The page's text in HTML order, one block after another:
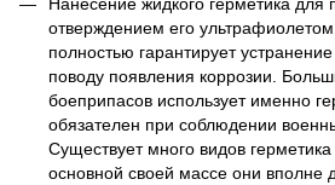
отверждением его
полностью гарантирует
поводу появления коррозии.
боеприпасов использует именно
обязателен при соблюдении
Существует много видов
основной своей массе они вполне